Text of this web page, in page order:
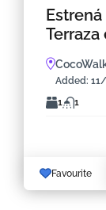
Added:
1
1
Favourite